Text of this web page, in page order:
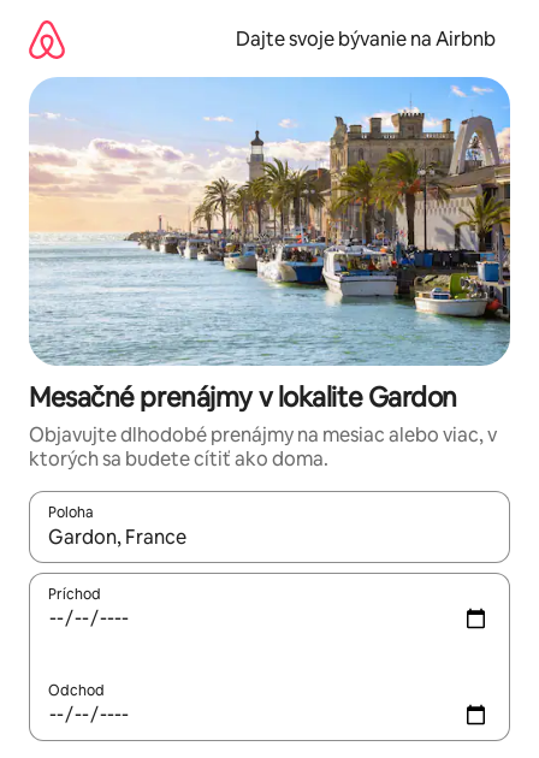
obsah.
Dajte svoje bývanie na Airbnb
Mesačné prenájmy v lokalite Gardon
Objavujte dlhodobé prenájmy na mesiac alebo viac, v
ktorých sa budete cítiť ako doma.
Poloha
Keď budú výsledky k dispozícii, môžete si ich prechádzať
Príchod
Odchod